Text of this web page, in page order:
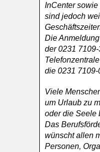
InCenter
sind jedoch
Die
der 0231
die 0231 7109-
Viele
um Urlaub zu
oder die Seele
Das
wünscht allen
Personen,